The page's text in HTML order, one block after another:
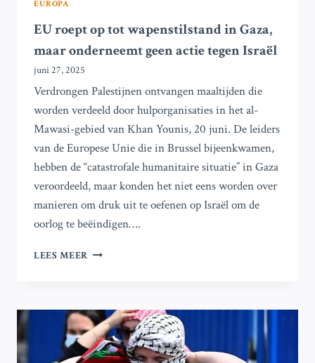
EUROPA
EU roept op tot wapenstilstand in Gaza,
maar onderneemt geen actie tegen Israël
juni 27, 2025
Verdrongen Palestijnen ontvangen maaltijden die
worden verdeeld door hulporganisaties in het al-
Mawasi-gebied van Khan Younis, 20 juni. De leiders
van de Europese Unie die in Brussel bijeenkwamen,
hebben de “catastrofale humanitaire situatie” in Gaza
veroordeeld, maar konden het niet eens worden over
manieren om druk uit te oefenen op Israël om de
oorlog te beëindigen….
LEES MEER EU
WAPENSTILSTAND
IN
GAZA,
MAAR